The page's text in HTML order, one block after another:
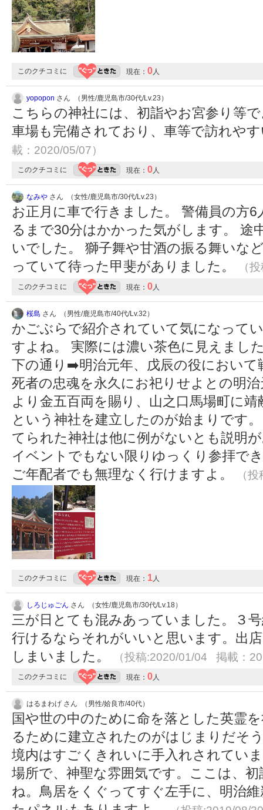
このクチコミに 現在： 0人
yopopon さん （男性/鹿児島市/30代/Lv.23）
こちらの神社には、初詣やお宮参り等
車場も完備されており、車等で訪れや
載：2020/05/07）
このクチコミに 現在： 0人
なみや さん （女性/鹿児島市/30代/Lv.23）
お正月に車で行きました。 警備員の方
るまで30分はかかった気がします。 途
いでした。 獅子舞や甘酒の振る舞いな
っていて待った甲斐がありました。
（
このクチコミに 現在： 0人
桜島 さん （男性/鹿児島市/40代/Lv.32）
かごぶらで紹介されていて気になって
すよね。 実際には濃い茶色に見えまし
下の通り➡️明治元年、戊辰の役において
死者の忠魂を永久にお祀りせよとの明
より金五百両を賜り、山之口馬場町に
という神社を建立したのが始まりです
てられた神社は他に例がないとも説明
イベントでもない限りゆっくり参拝で
ご年配者でも無理なく行けますよ。
（
このクチコミに 現在： 1人
しろじゅごん さん （女性/鹿児島市/30代/Lv.18）
三が日とても混みあっていました。３
行けるならそれがいいと思います。出
しまいました。
（投稿:2020/01/04 掲載：
このクチコミに 現在： 0人
はるまわげ さん （男性/姶良市/40代）
国や世の中のために命を落とした英霊
るために建立されたのがはじまりだそ
境内はすごくきれいに手入れされてい
場所で、神聖な雰囲気です。ここは、
ね。鳥居をくぐってすぐ左手に、明治